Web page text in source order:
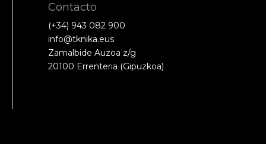
Contacto
(+34) 943 082 900
info@tknika.eus
Zamalbide Auzoa z/g
20100 Errenteria (Gipuzkoa)